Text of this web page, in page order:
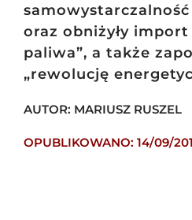
oraz obniżyły import
paliwa”, a także
„rewolucję
AUTOR: MARIUSZ RUSZEL
OPUBLIKOWANO: 14/09/